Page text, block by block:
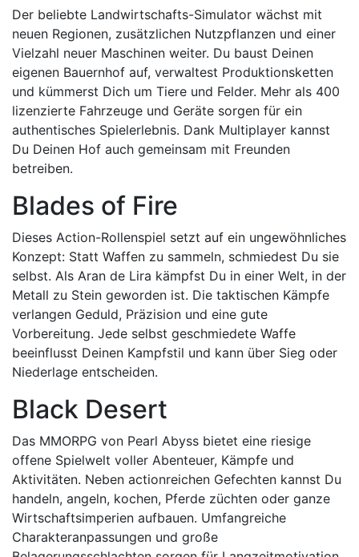
Der beliebte Landwirtschafts-Simulator wächst mit
neuen Regionen, zusätzlichen Nutzpflanzen und einer
Vielzahl neuer Maschinen weiter. Du baust Deinen
eigenen Bauernhof auf, verwaltest Produktionsketten
und kümmerst Dich um Tiere und Felder. Mehr als 400
lizenzierte Fahrzeuge und Geräte sorgen für ein
authentisches Spielerlebnis. Dank Multiplayer kannst
Du Deinen Hof auch gemeinsam mit Freunden
betreiben.
Blades of Fire
Dieses Action-Rollenspiel setzt auf ein ungewöhnliches
Konzept: Statt Waffen zu sammeln, schmiedest Du sie
selbst. Als Aran de Lira kämpfst Du in einer Welt, in der
Metall zu Stein geworden ist. Die taktischen Kämpfe
verlangen Geduld, Präzision und eine gute
Vorbereitung. Jede selbst geschmiedete Waffe
beeinflusst Deinen Kampfstil und kann über Sieg oder
Niederlage entscheiden.
Black Desert
Das MMORPG von Pearl Abyss bietet eine riesige
offene Spielwelt voller Abenteuer, Kämpfe und
Aktivitäten. Neben actionreichen Gefechten kannst Du
handeln, angeln, kochen, Pferde züchten oder ganze
Wirtschaftsimperien aufbauen. Umfangreiche
Charakteranpassungen und große